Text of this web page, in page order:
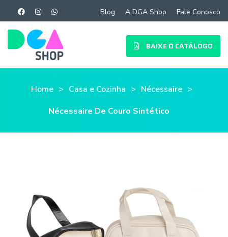
Blog A DGA Shop Fale Conosco
BAIXE O CATÁLOGO
Home Casa e Cozinha
Nécessaire
Nécessaire De Couro Sintético